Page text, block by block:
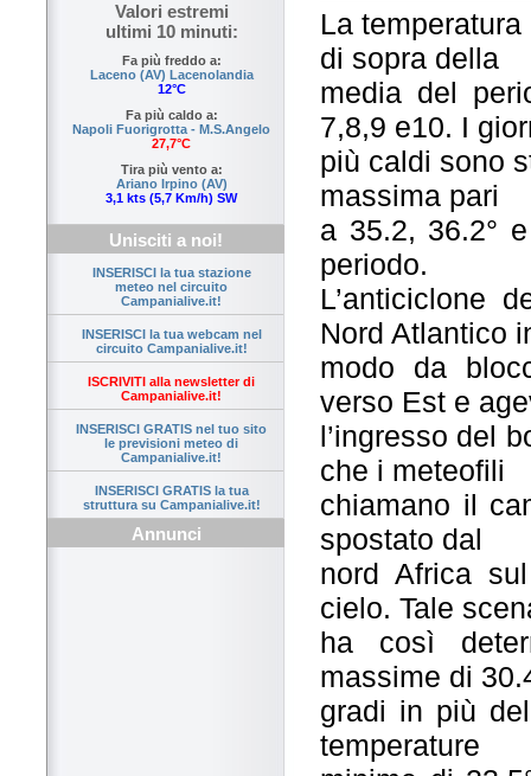
Valori estremi
ultimi 10 minuti:
Fa più freddo a:
Laceno (AV) Lacenolandia
12°C
Fa più caldo a:
Napoli Fuorigrotta - M.S.Angelo
27,7°C
Tira più vento a:
Ariano Irpino (AV)
3,1 kts (5,7 Km/h) SW
Unisciti a noi!
INSERISCI la tua stazione
meteo nel circuito
Campanialive.it!
INSERISCI la tua webcam nel
circuito Campanialive.it!
ISCRIVITI alla newsletter di
Campanialive.it!
INSERISCI GRATIS nel tuo sito
le previsioni meteo di
Campanialive.it!
INSERISCI GRATIS la tua
struttura su Campanialive.it!
Annunci
La
di sopra della
media del
7,8,9 e10. I
più caldi sono
massima pari
a 35.2, 36.2°
periodo.
L’anticiclone
Nord Atlantico
modo da
verso Est e
l’ingresso del
che i meteofili
chiamano il
spostato dal
nord Africa
cielo. Tale
ha così
massime di
gradi in più
temperature